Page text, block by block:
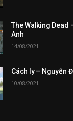
The Walking Dead
Anh
14/08/2021
Cách ly – Nguyễn
10/08/2021